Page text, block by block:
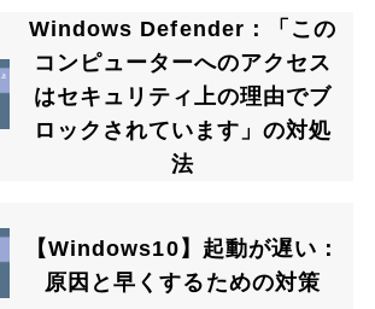
Windows Defender：「この
コンピューターへのアクセス
はセキュリティ上の理由でブ
ロックされています」の対処
法
【Windows10】起動が遅い：
原因と早くするための対策